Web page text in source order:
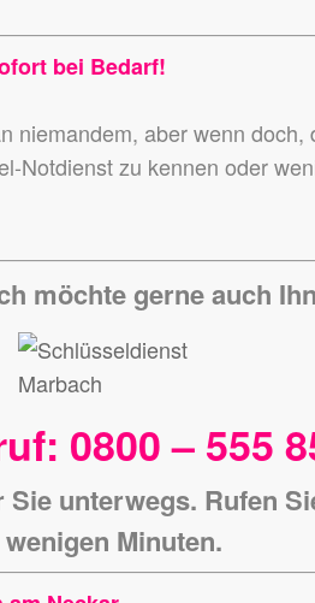
bei Bedarf!
niemandem, aber wenn doch,
Notdienst zu kennen oder
möchte gerne auch
0800 – 555
unterwegs. Rufen
wenigen Minuten.